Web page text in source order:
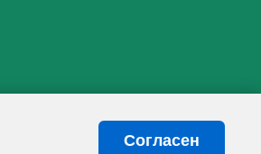
Согласен